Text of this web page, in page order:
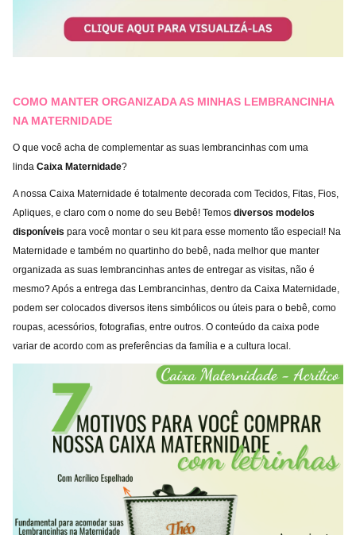
COMO MANTER ORGANIZADA AS MINHAS LEMBRANCINHA
NA MATERNIDADE
O que você acha de complementar as suas lembrancinhas com uma
linda Caixa Maternidade?
A nossa Caixa Maternidade é totalmente decorada com Tecidos, Fitas, Fios,
Apliques, e claro com o nome do seu Bebê! Temos diversos modelos
disponíveis para você montar o seu kit para esse momento tão especial! Na
Maternidade e também no quartinho do bebê, nada melhor que manter
organizada as suas lembrancinhas antes de entregar as visitas, não é
mesmo? Após a entrega das Lembrancinhas, dentro da Caixa Maternidade,
podem ser colocados diversos itens simbólicos ou úteis para o bebê, como
roupas, acessórios, fotografias, entre outros. O conteúdo da caixa pode
variar de acordo com as preferências da família e a cultura local.